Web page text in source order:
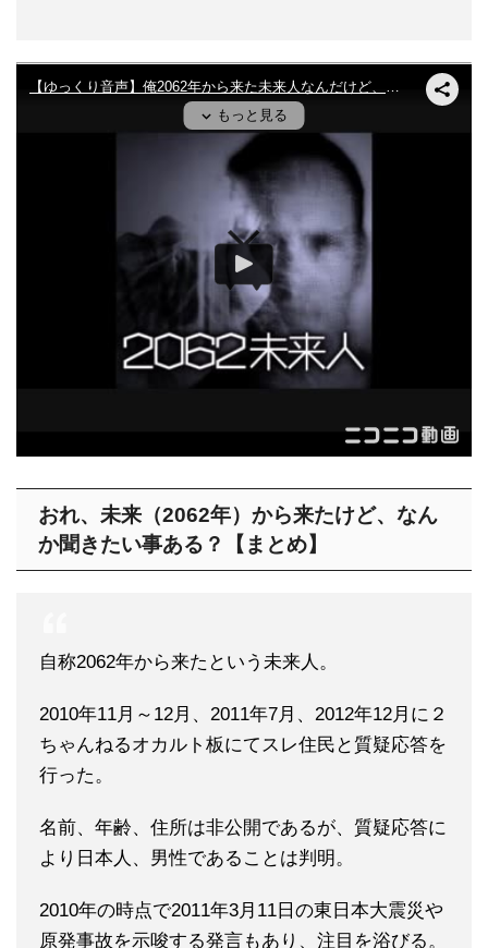
おれ、未来（2062年）から来たけど、なん
か聞きたい事ある？【まとめ】
自称2062年から来たという未来人。
2010年11月～12月、2011年7月、2012年12月に２
ちゃんねるオカルト板にてスレ住民と質疑応答を
行った。
名前、年齢、住所は非公開であるが、質疑応答に
より日本人、男性であることは判明。
2010年の時点で2011年3月11日の東日本大震災や
原発事故を示唆する発言もあり、注目を浴びる。